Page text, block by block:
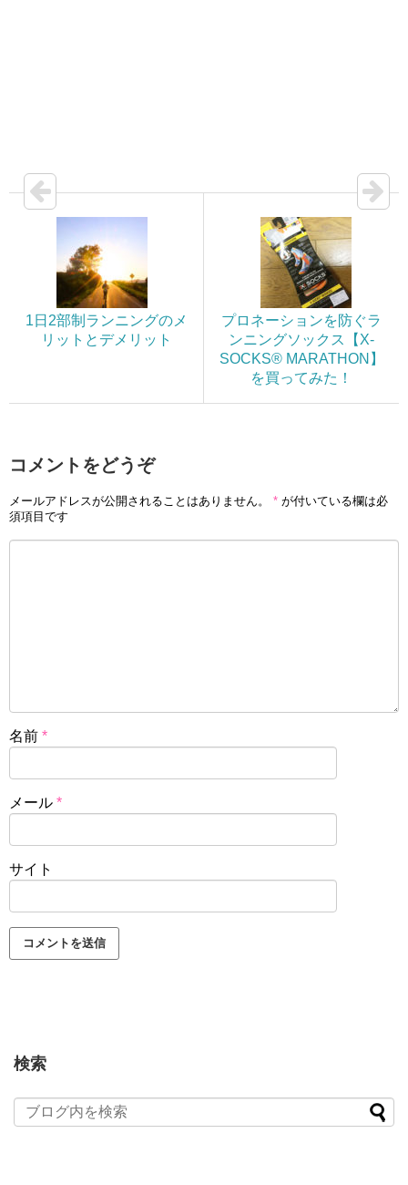
1日2部制ランニングのメ
リットとデメリット
プロネーションを防ぐラ
ンニングソックス【X-
SOCKS® MARATHON】
を買ってみた！
コメントをどうぞ
メールアドレスが公開されることはありません。 * が付いている欄は必
須項目です
名前 *
メール *
サイト
検索